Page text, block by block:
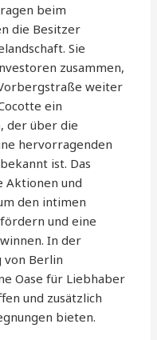
beim
die Besitzer
Sie
zusammen,
weiter
ein
der über die
hervorragenden
ist. Das
Aktionen und
den intimen
und eine
In der
von Berlin
Oase für Liebhaber
und zusätzlich
bieten.